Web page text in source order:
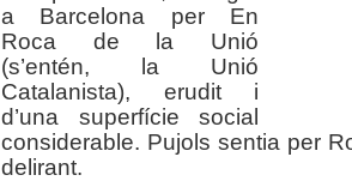
a Barcelona per En
Roca de la Unió
(s’entén, la Unió
Catalanista), erudit i
d’una superfície social
considerable. Pujols sentia per
delirant.